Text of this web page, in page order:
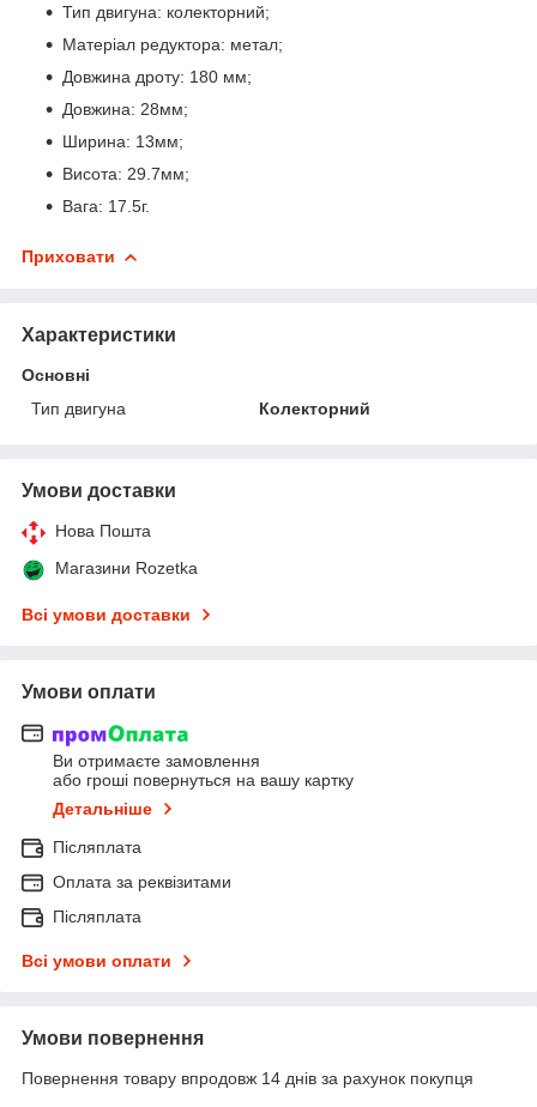
Тип двигуна: колекторний;
Матеріал редуктора: метал;
Довжина дроту: 180 мм;
Довжина: 28мм;
Ширина: 13мм;
Висота: 29.7мм;
Вага: 17.5г.
Приховати
Характеристики
Основні
Тип двигуна
Колекторний
Умови доставки
Нова Пошта
Магазини Rozetka
Всі умови доставки
Умови оплати
Ви отримаєте замовлення
або гроші повернуться на вашу картку
Детальніше
Післяплата
Оплата за реквізитами
Післяплата
Всі умови оплати
Умови повернення
Повернення товару впродовж 14 днів за рахунок покупця